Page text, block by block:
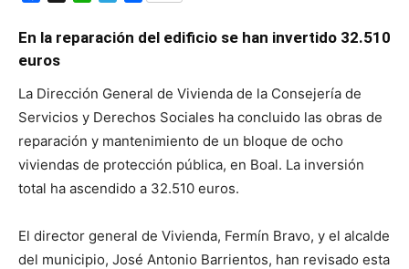
En la reparación del edificio se han invertido 32.510
euros
La Dirección General de Vivienda de la Consejería de
Servicios y Derechos Sociales ha concluido las obras de
reparación y mantenimiento de un bloque de ocho
viviendas de protección pública, en Boal. La inversión
total ha ascendido a 32.510 euros.
El director general de Vivienda, Fermín Bravo, y el alcalde
del municipio, José Antonio Barrientos, han revisado esta